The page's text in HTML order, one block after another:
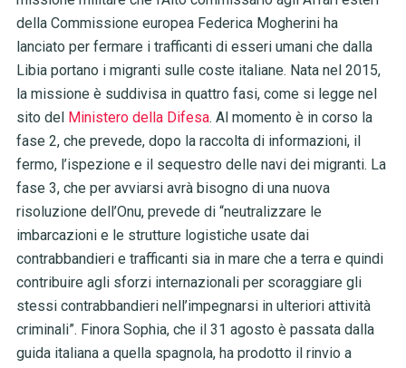
della Commissione europea Federica Mogherini ha
lanciato per fermare i trafficanti di esseri umani che dalla
Libia portano i migranti sulle coste italiane. Nata nel 2015,
la missione è suddivisa in quattro fasi, come si legge nel
sito del Ministero della Difesa. Al momento è in corso la
fase 2, che prevede, dopo la raccolta di informazioni, il
fermo, l’ispezione e il sequestro delle navi dei migranti. La
fase 3, che per avviarsi avrà bisogno di una nuova
risoluzione dell’Onu, prevede di “neutralizzare le
imbarcazioni e le strutture logistiche usate dai
contrabbandieri e trafficanti sia in mare che a terra e quindi
contribuire agli sforzi internazionali per scoraggiare gli
stessi contrabbandieri nell’impegnarsi in ulteriori attività
criminali”. Finora Sophia, che il 31 agosto è passata dalla
guida italiana a quella spagnola, ha prodotto il rinvio a